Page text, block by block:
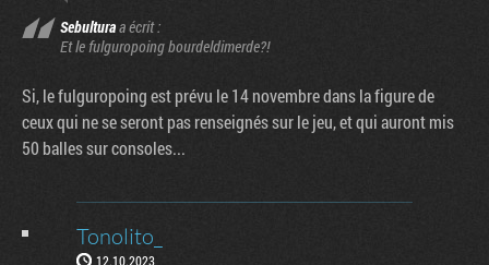
Sebulturaa écrit :
Et le fulguropoing bourdeldimerde?!
Si, le fulguropoing est prévu le 14 novembre dans la figure de
ceux qui ne se seront pas renseignés sur le jeu, et qui auront mis
50 balles sur consoles...
Tonolito_
12.10.2023